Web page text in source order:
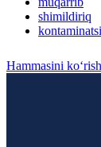
shimildiriq
Hammasini ko‘rish